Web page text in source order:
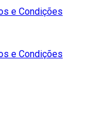
e Condições
e Condições